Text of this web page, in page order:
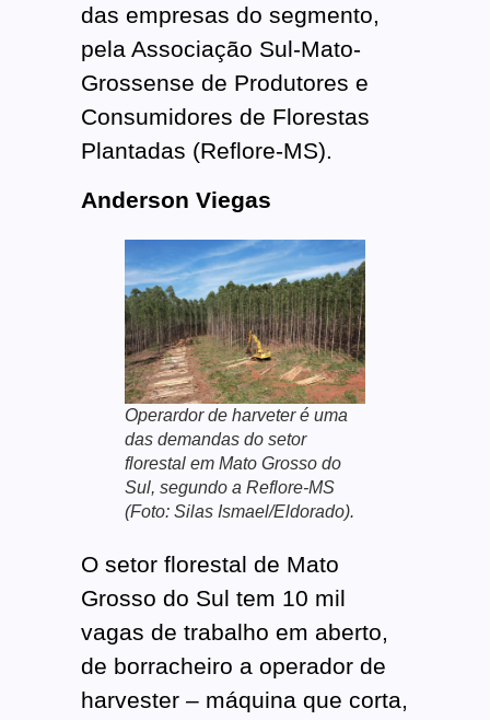
das empresas do segmento,
pela Associação Sul-Mato-
Grossense de Produtores e
Consumidores de Florestas
Plantadas (Reflore-MS).
Anderson Viegas
Operardor de harveter é uma
das demandas do setor
florestal em Mato Grosso do
Sul, segundo a Reflore-MS
(Foto: Silas Ismael/Eldorado).
O setor florestal de Mato
Grosso do Sul tem 10 mil
vagas de trabalho em aberto,
de borracheiro a operador de
harvester – máquina que corta,